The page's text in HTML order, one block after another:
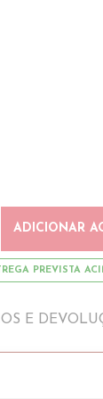
ADICIONAR
PREVISTA
E